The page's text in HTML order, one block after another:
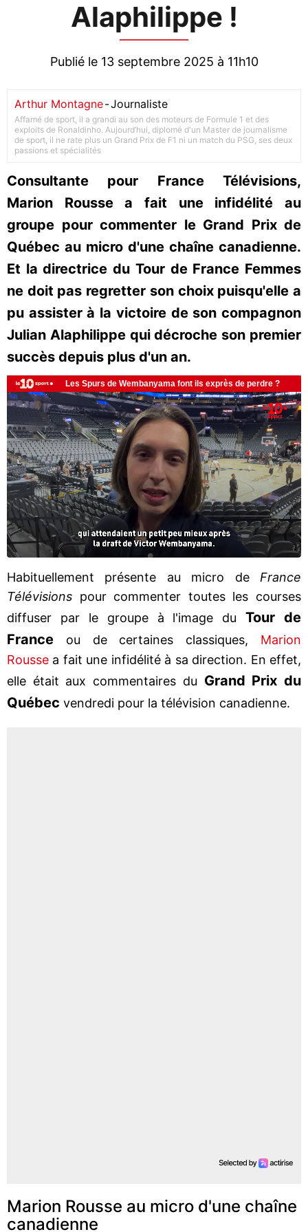
Alaphilippe !
Publié le 13 septembre 2025 à 11h10
Arthur Montagne-Journaliste
Affamé de sport, il a grandi au son des moteurs de Formule 1 et des
exploits de Ronaldinho. Aujourd’hui, diplomé d'un Master de journalisme
de sport, il ne rate plus un Grand Prix de F1 ni un match du PSG, ses deux
passions et spécialités
Consultante pour France Télévisions,
Marion Rousse a fait une infidélité au
groupe pour commenter le Grand Prix de
Québec au micro d'une chaîne canadienne.
Et la directrice du Tour de France Femmes
ne doit pas regretter son choix puisqu'elle a
pu assister à la victoire de son compagnon
Julian Alaphilippe qui décroche son premier
succès depuis plus d'un an.
Habituellement présente au micro de France
Télévisions pour commenter toutes les courses
diffuser par le groupe à l'image duTour de
France ou de certaines classiques, Marion
Rousse a fait une infidélité à sa direction. En effet,
elle était aux commentaires du Grand Prix du
Québec vendredi pour la télévision canadienne.
Marion Rousse au micro d'une chaîne
canadienne